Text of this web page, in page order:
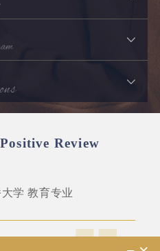
Positive Review
学 教育专业